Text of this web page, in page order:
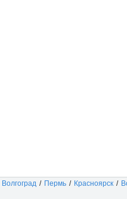
Волгоград / Пермь / Красноярск /